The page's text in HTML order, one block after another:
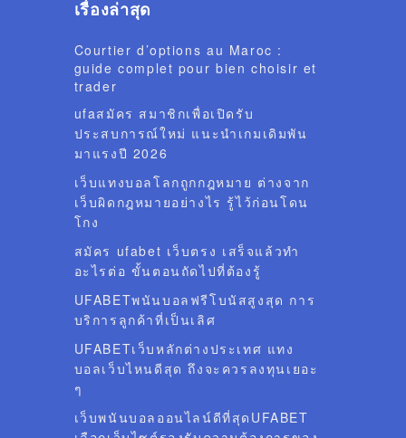
เรื่องล่าสุด
Courtier d’options au Maroc :
guide complet pour bien choisir et
trader
ufaสมัคร สมาชิกเพื่อเปิดรับ
ประสบการณ์ใหม่ แนะนำเกมเดิมพัน
มาแรงปี 2026
เว็บแทงบอลโลกถูกกฎหมาย ต่างจาก
เว็บผิดกฎหมายอย่างไร รู้ไว้ก่อนโดน
โกง
สมัคร ufabet เว็บตรง เสร็จแล้วทำ
อะไรต่อ ขั้นตอนถัดไปที่ต้องรู้
UFABETพนันบอลฟรีโบนัสสูงสุด การ
บริการลูกค้าที่เป็นเลิศ
UFABETเว็บหลักต่างประเทศ แทง
บอลเว็บไหนดีสุด ถึงจะควรลงทุนเยอะ
ๆ
เว็บพนันบอลออนไลน์ดีที่สุดUFABET